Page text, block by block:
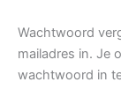
Wachtwoord
mailadres in. Je
wachtwoord in